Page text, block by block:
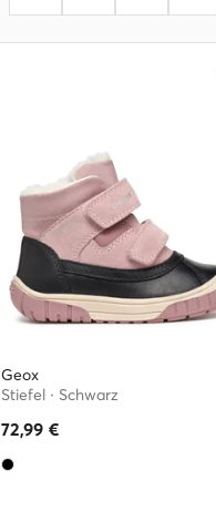
Geox
Stiefel · Schwarz
72,99 €